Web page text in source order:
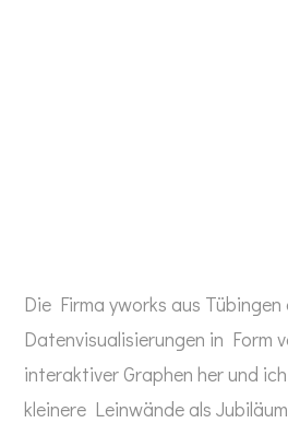
Die Firma yworks aus
Datenvisualisierungen in Form
interaktiver Graphen her und
kleinere Leinwände als